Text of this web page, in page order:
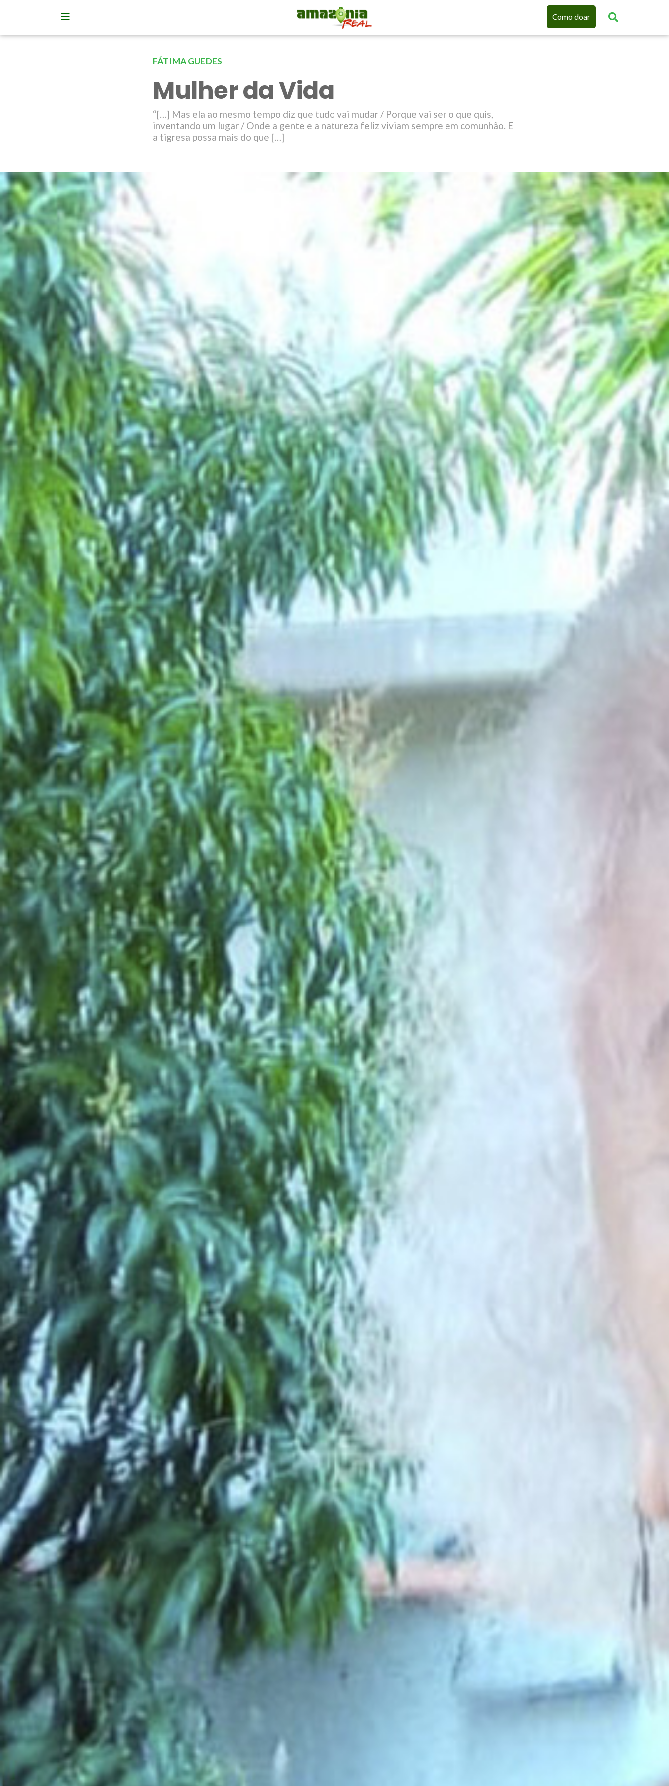
Como doar
FÁTIMA GUEDES
Mulher da Vida
“[…] Mas ela ao mesmo tempo diz que tudo vai mudar / Porque vai ser o que quis,
inventando um lugar / Onde a gente e a natureza feliz viviam sempre em comunhão. E
a tigresa possa mais do que […]